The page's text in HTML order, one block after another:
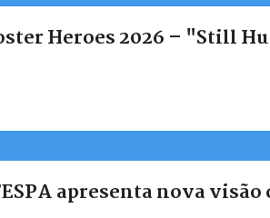
Heroes 2026 – "Still
apresenta nova